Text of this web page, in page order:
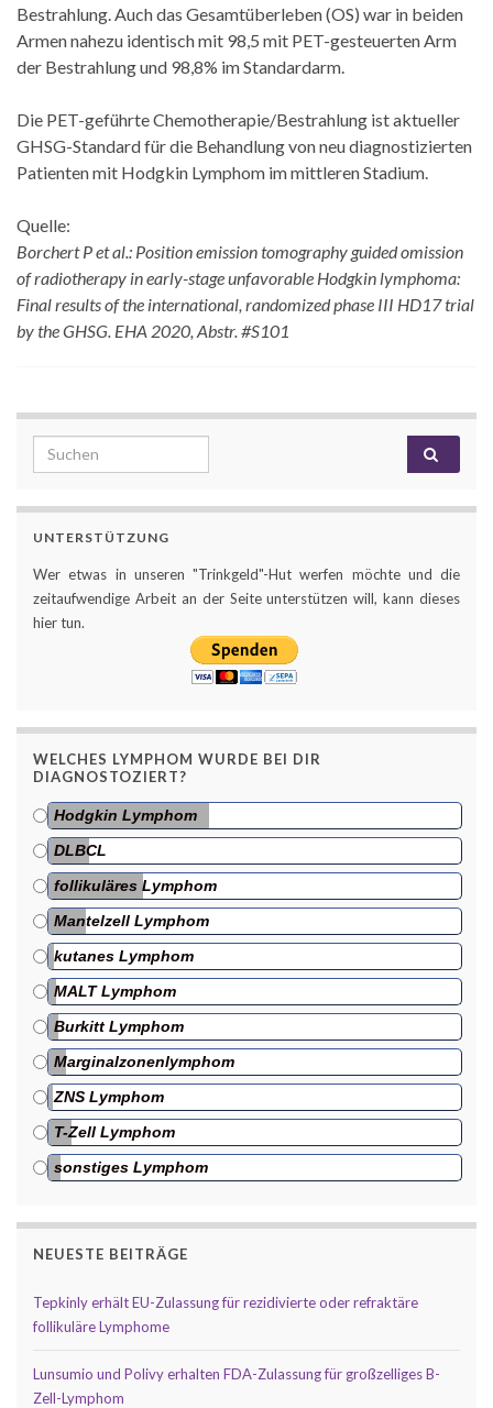
Bestrahlung. Auch das Gesamtüberleben (OS) war in beiden
Armen nahezu identisch mit 98,5 mit PET-gesteuerten Arm
der Bestrahlung und 98,8% im Standardarm.
Die PET-geführte Chemotherapie/Bestrahlung ist aktueller
GHSG-Standard für die Behandlung von neu diagnostizierten
Patienten mit Hodgkin Lymphom im mittleren Stadium.
Quelle:
Borchert P et al.: Position emission tomography guided omission
of radiotherapy in early-stage unfavorable Hodgkin lymphoma:
Final results of the international, randomized phase III HD17 trial
by the GHSG. EHA 2020, Abstr. #S101
Search for:
UNTERSTÜTZUNG
Wer etwas in unseren "Trinkgeld"-Hut werfen möchte und die
zeitaufwendige Arbeit an der Seite unterstützen will, kann dieses
hier tun.
WELCHES LYMPHOM WURDE BEI DIR
DIAGNOSTOZIERT?
Hodgkin Lymphom
DLBCL
follikuläres Lymphom
Mantelzell Lymphom
kutanes Lymphom
MALT Lymphom
Burkitt Lymphom
Marginalzonenlymphom
ZNS Lymphom
T-Zell Lymphom
sonstiges Lymphom
NEUESTE BEITRÄGE
Tepkinly erhält EU-Zulassung für rezidivierte oder refraktäre
follikuläre Lymphome
Lunsumio und Polivy erhalten FDA-Zulassung für großzelliges B-
Zell-Lymphom